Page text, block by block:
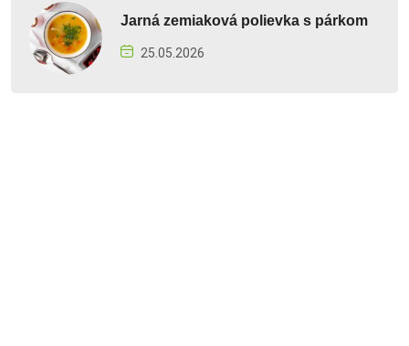
Jarná zemiaková polievka s párkom
25.05.2026